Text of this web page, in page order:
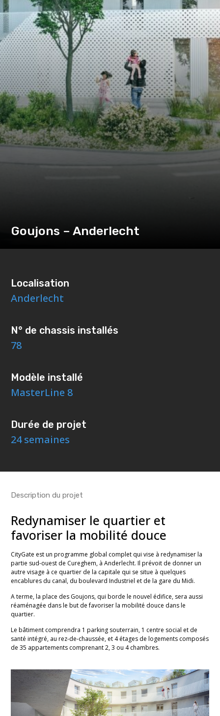
Goujons – Anderlecht
Localisation
Anderlecht
N° de chassis installés
78
Modèle installé
MasterLine 8
Durée de projet
24 semaines
Description du projet
Redynamiser le quartier et
favoriser la mobilité douce
CityGate est un programme global complet qui vise à redynamiser la
partie sud-ouest de Cureghem, à Anderlecht. Il prévoit de donner un
autre visage à ce quartier de la capitale qui se situe à quelques
encablures du canal, du boulevard Industriel et de la gare du Midi.
A terme, la place des Goujons, qui borde le nouvel édifice, sera aussi
réaménagée dans le but de favoriser la mobilité douce dans le
quartier.
Le bâtiment comprendra 1 parking souterrain, 1 centre social et de
santé intégré, au rez-de-chaussée, et 4 étages de logements composés
de 35 appartements comprenant 2, 3 ou 4 chambres.